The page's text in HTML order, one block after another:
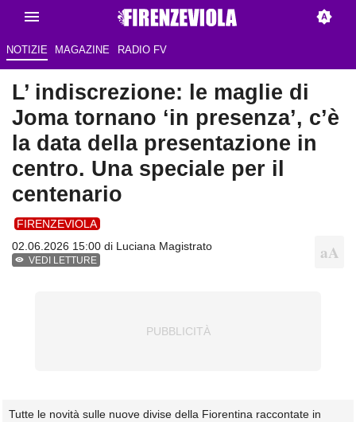
NOTIZIE MAGAZINE RADIO FV
L’ indiscrezione: le maglie di
Joma tornano ‘in presenza’, c’è
la data della presentazione in
centro. Una speciale per il
centenario
FIRENZEVIOLA
02.06.2026 15:00 di Luciana Magistrato
VEDI LETTURE
Tutte le novità sulle nuove divise della Fiorentina raccontate in